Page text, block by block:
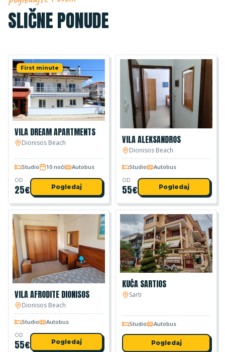
SLIČNE PONUDE
First minute
VILA DREAM APARTMENTS
Dionisos Beach
Studio 10 noći Autobus
OD
25€ Pogledaj
VILA ALEKSANDROS
Dionisos Beach
Studio Autobus
OD
55€ Pogledaj
VILA AFRODITE DIONISOS
Dionisos Beach
Studio Autobus
OD
55€ Pogledaj
KUĆA SARTIOS
Sarti
Studio Autobus
Pogledaj